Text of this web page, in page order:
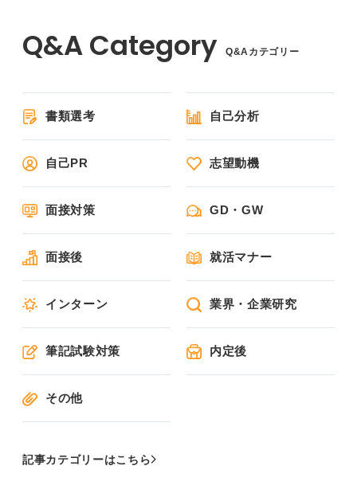
Q&Aカテゴリー
書類選考 自己分析
自己PR 志望動機
面接対策 GD・GW
面接後 就活マナー
インターン 業界・企業研究
筆記試験対策 内定後
その他
記事カテゴリーはこちら